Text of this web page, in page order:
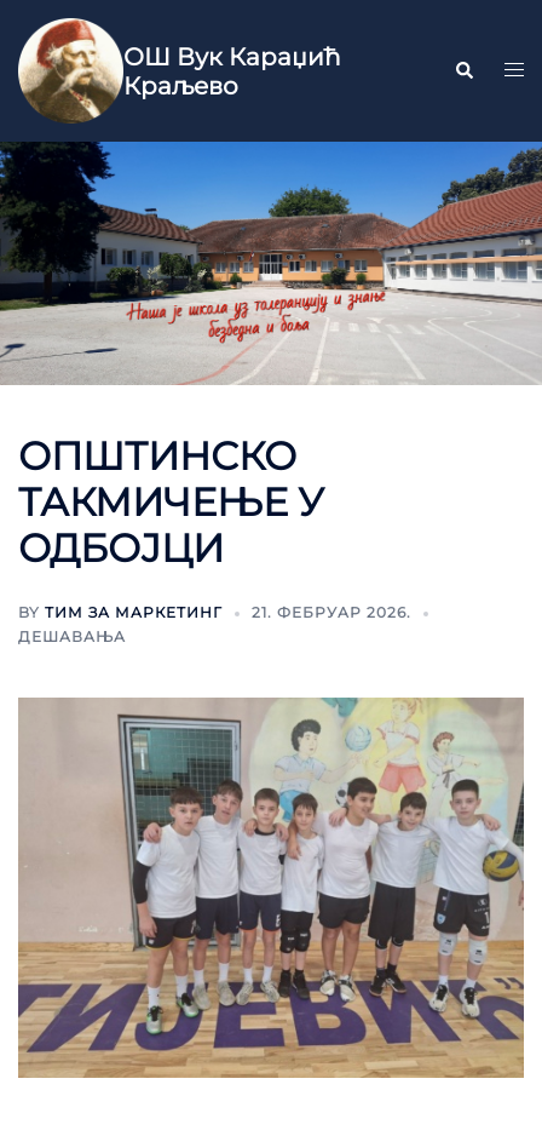
ОШ Вук Караџић
Краљево
ОПШТИНСКО
ТАКМИЧЕЊЕ У
ОДБОЈЦИ
BY ТИМ ЗА МАРКЕТИНГ
21. ФЕБРУАР 2026.
ДЕШАВАЊА